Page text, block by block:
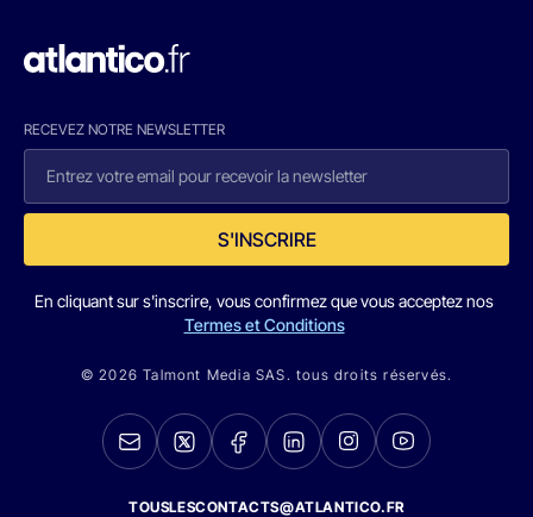
RECEVEZ NOTRE NEWSLETTER
S'INSCRIRE
En cliquant sur s'inscrire, vous confirmez que vous acceptez nos
Termes et Conditions
© 2026 Talmont Media SAS. tous droits réservés.
TOUSLESCONTACTS@ATLANTICO.FR